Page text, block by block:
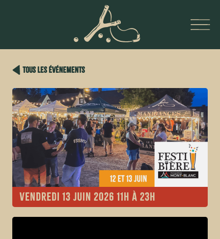
tous les événements
vendredi 13 juin 2026 11h à 23h